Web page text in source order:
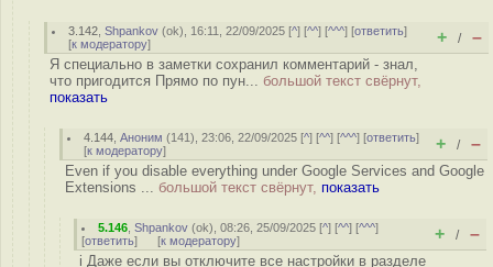
3.142 ,Shpankov (ok), 16:11, 22/09/2025 [^] [^^] [^^^] [ответить]
[к модератору] + / –
Я специально в заметки сохранил комментарий - знал,
что пригодится Прямо по пун... большой текст свёрнут,
показать
4.144 ,Аноним (141), 23:06, 22/09/2025 [^] [^^] [^^^] [ответить]
[к модератору] + / –
Even if you disable everything under Google Services and Google
Extensions ... большой текст свёрнут, показать
5.146 ,Shpankov (ok), 08:26, 25/09/2025 [^] [^^] [^^^]
[ответить] [к модератору] + / –
i Даже если вы отключите все настройки в разделе